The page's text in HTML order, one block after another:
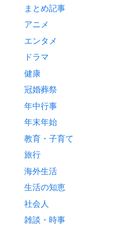
まとめ記事
アニメ
エンタメ
ドラマ
健康
冠婚葬祭
年中行事
年末年始
教育・子育て
旅行
海外生活
生活の知恵
社会人
雑談・時事